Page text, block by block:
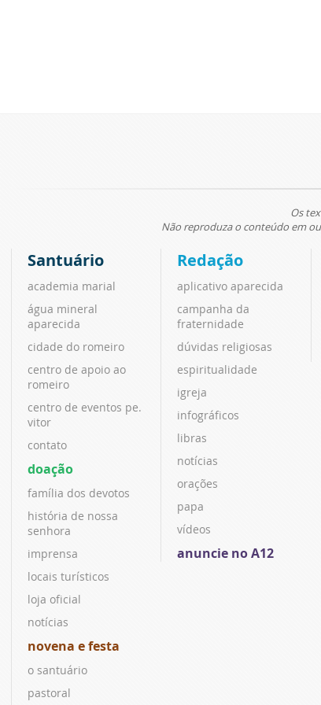
Os
Não reproduza o conteúdo em
Santuário
academia marial
água mineral
aparecida
cidade do romeiro
centro de apoio ao
romeiro
centro de eventos pe.
vitor
contato
doação
família dos devotos
história de nossa
senhora
imprensa
locais turísticos
loja oficial
notícias
novena e festa
o santuário
pastoral
Redação
aplicativo aparecida
campanha da
fraternidade
dúvidas religiosas
espiritualidade
igreja
infográficos
libras
notícias
orações
papa
vídeos
anuncie no A12